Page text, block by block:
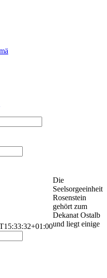
Die
Seelsorgeeinheit
Rosenstein
gehört zum
Dekanat Ostalb
und liegt einige